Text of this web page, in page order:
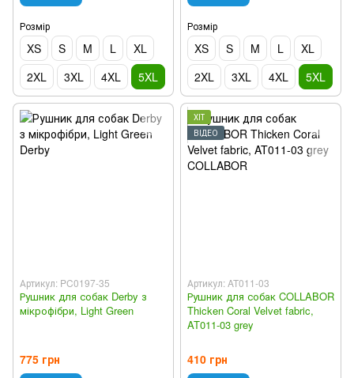
Розмір
XS S M L
XL
2XL
3XL 4XL 5XL
Розмір
XS S M L
XL
2XL
3XL 4XL 5XL
Артикул: PC0197-35
Рушник для собак Derby з
мікрофібри, Light Green
775 грн
ХІТ
ВІДЕО
Артикул: AT011-03
Рушник для собак COLLABOR
Thicken Coral Velvet fabric,
AT011-03 grey
410 грн